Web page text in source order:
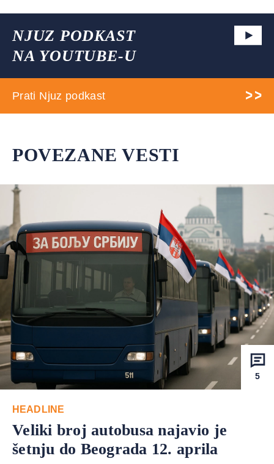
NJUZ PODKAST
NA YOUTUBE-U
Prati Njuz podkast
POVEZANE VESTI
5
HEADLINE
Veliki broj autobusa najavio je
šetnju do Beograda 12. aprila